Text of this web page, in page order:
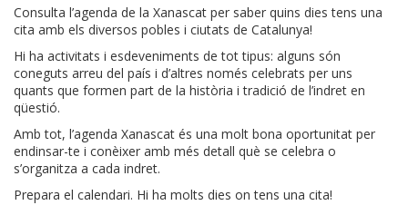
Consulta l’agenda de la Xanascat per saber quins dies tens una
cita amb els diversos pobles i ciutats de Catalunya!
Hi ha activitats i esdeveniments de tot tipus: alguns són
coneguts arreu del país i d’altres només celebrats per uns
quants que formen part de la història i tradició de l’indret en
qüestió.
Amb tot, l’agenda Xanascat és una molt bona oportunitat per
endinsar-te i conèixer amb més detall què se celebra o
s’organitza a cada indret.
Prepara el calendari. Hi ha molts dies on tens una cita!